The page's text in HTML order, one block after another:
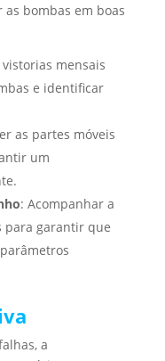
bombas em boas
mensais
e identificar
as partes móveis
um
: Acompanhar a
para garantir que
a